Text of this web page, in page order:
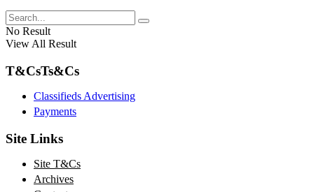
No Result
View All Result
T&CsTs&Cs
Classifieds Advertising
Payments
Site Links
Site T&Cs
Archives